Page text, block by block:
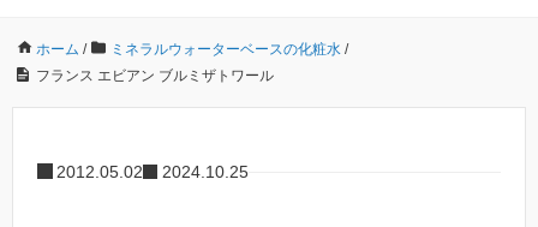
ホーム / ミネラルウォーターベースの化粧水 /
フランス エビアン ブルミザトワール
2012.05.02 2024.10.25